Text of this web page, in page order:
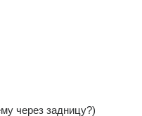
через задницу?)